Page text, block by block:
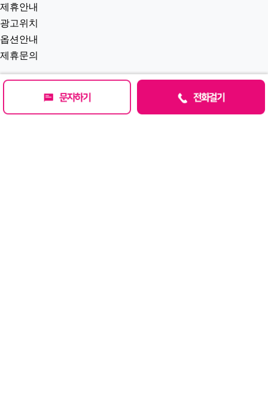
제휴안내
광고위치
옵션안내
제휴문의